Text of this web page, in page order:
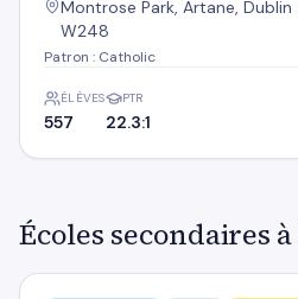
Montrose Park, Artane, Dublin
W248
Patron : Catholic
ÉLÈVES
557
PTR
22.3:1
Écoles secondaires
Chanel College